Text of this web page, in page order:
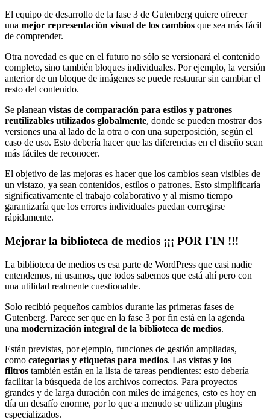
El equipo de desarrollo de la fase 3 de Gutenberg quiere ofrecer
una mejor representación visual de los cambios que sea más fácil
de comprender.
Otra novedad es que en el futuro no sólo se versionará el contenido
completo, sino también bloques individuales. Por ejemplo, la versión
anterior de un bloque de imágenes se puede restaurar sin cambiar el
resto del contenido.
Se planean vistas de comparación para estilos y patrones
reutilizables utilizados globalmente, donde se pueden mostrar dos
versiones una al lado de la otra o con una superposición, según el
caso de uso. Esto debería hacer que las diferencias en el diseño sean
más fáciles de reconocer.
El objetivo de las mejoras es hacer que los cambios sean visibles de
un vistazo, ya sean contenidos, estilos o patrones. Esto simplificaría
significativamente el trabajo colaborativo y al mismo tiempo
garantizaría que los errores individuales puedan corregirse
rápidamente.
Mejorar la biblioteca de medios ¡¡¡ POR FIN !!!
La biblioteca de medios es esa parte de WordPress que casi nadie
entendemos, ni usamos, que todos sabemos que está ahí pero con
una utilidad realmente cuestionable.
Solo recibió pequeños cambios durante las primeras fases de
Gutenberg. Parece ser que en la fase 3 por fin está en la agenda
una modernización integral de la biblioteca de medios.
Están previstas, por ejemplo, funciones de gestión ampliadas,
como categorías y etiquetas para medios. Las vistas y los
filtros también están en la lista de tareas pendientes: esto debería
facilitar la búsqueda de los archivos correctos. Para proyectos
grandes y de larga duración con miles de imágenes, esto es hoy en
día un desafío enorme, por lo que a menudo se utilizan plugins
especializados.